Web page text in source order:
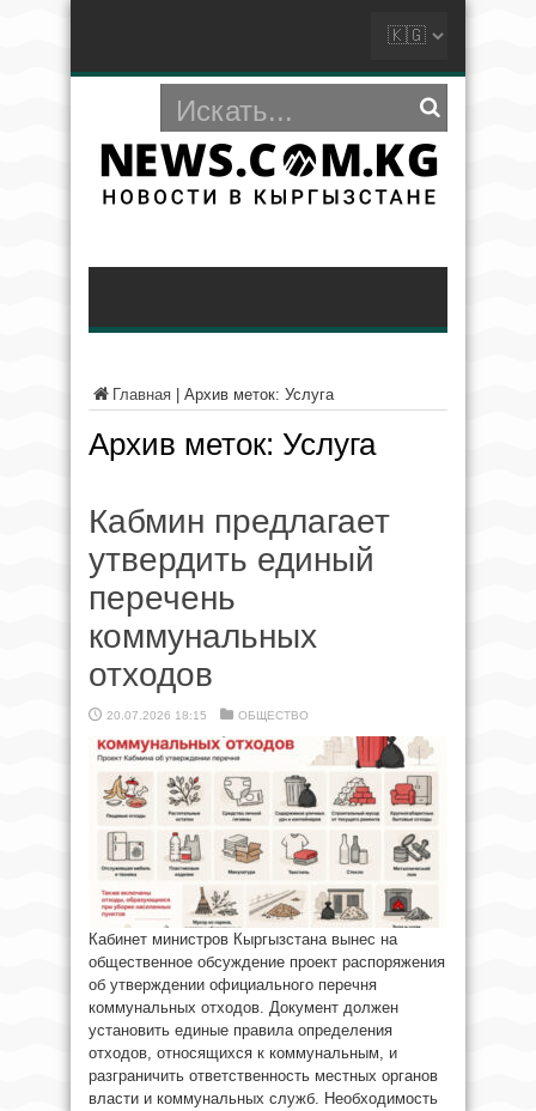
Главная Архив меток: Услуга
Архив меток: Услуга
Кабмин предлагает
утвердить единый
перечень
коммунальных
отходов
20.07.2026 18:15 ОБЩЕСТВО
Кабинет министров Кыргызстана вынес на
общественное обсуждение проект распоряжения
об утверждении официального перечня
коммунальных отходов. Документ должен
установить единые правила определения
отходов, относящихся к коммунальным, и
разграничить ответственность местных органов
власти и коммунальных служб. Необходимость